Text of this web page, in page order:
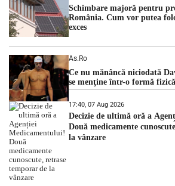
Schimbare majoră pentru
România. Cum vor putea
exces
As.ro
Ce nu mănâncă niciodată
se menţine într-o formă
17:40, 07 Aug 2026
Decizie de ultimă oră a
Două medicamente
la vânzare